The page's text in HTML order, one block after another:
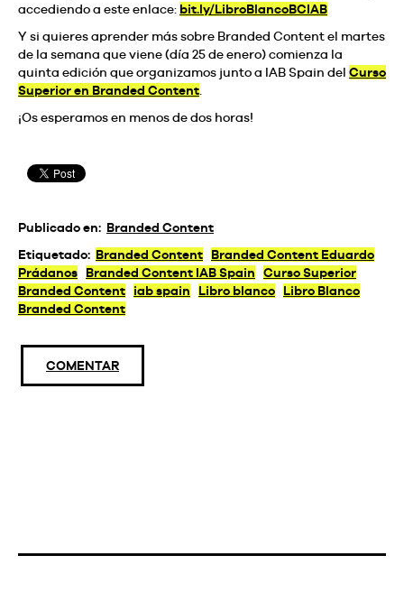
accediendo a este enlace: bit.ly/LibroBlancoBCIAB
Y si quieres aprender más sobre Branded Content el martes
de la semana que viene (día 25 de enero) comienza la
quinta edición que organizamos junto a IAB Spain del Curso
Superior en Branded Content
¡Os esperamos en menos de dos horas!
Publicado en: Branded Content
Etiquetado: Branded Content
Branded Content Eduardo
Prádanos
Branded Content IAB Spain
Curso Superior
Branded Content
iab spain Libro blanco
Libro Blanco
Branded Content
COMENTAR